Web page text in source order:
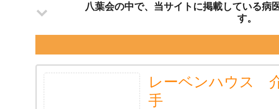
八葉会の中で、当サイトに掲載している病
す。
レーベンハウス
手